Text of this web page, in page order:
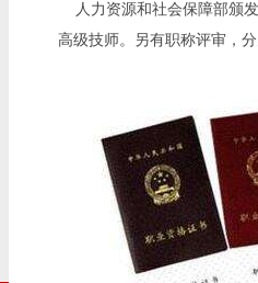
人力资源和社会保障部颁
高级技师。另有职称评审，